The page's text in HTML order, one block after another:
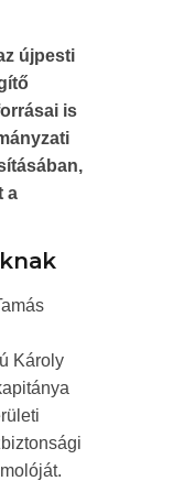
újpesti
is
a
Károly